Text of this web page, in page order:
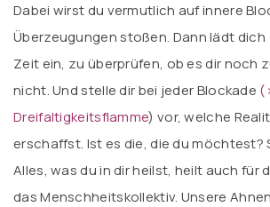
Dabei wirst du vermutlich auf innere
Überzeugungen stoßen. Dann lädt dich
Zeit ein, zu überprüfen, ob es dir noch
nicht. Und stelle dir bei jeder Blockade (
Dreifaltigkeitsflamme) vor, welche
erschaffst. Ist es die, die du möchtest?
Alles, was du in dir heilst, heilt auch für
das Menschheitskollektiv. Unsere